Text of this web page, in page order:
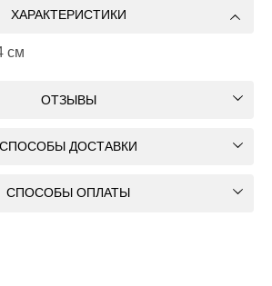
ХАРАКТЕРИСТИКИ
см
ОТЗЫВЫ
СПОСОБЫ ДОСТАВКИ
СПОСОБЫ ОПЛАТЫ